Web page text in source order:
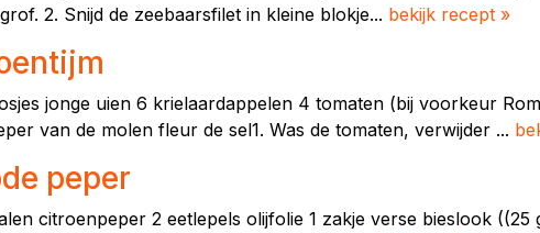
2. Snijd de zeebaarsfilet in kleine blokje... bekijk recept »
jonge uien 6 krielaardappelen 4 tomaten (bij voorkeur
van de molen fleur de sel1. Was de tomaten, verwijder ...
peper
citroenpeper 2 eetlepels olijfolie 1 zakje verse bieslook ((25